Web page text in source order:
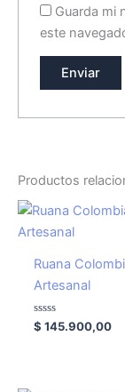
Guarda mi
este
Productos
Ruana
Artesanal
Valorado
con
$ 145.900,00